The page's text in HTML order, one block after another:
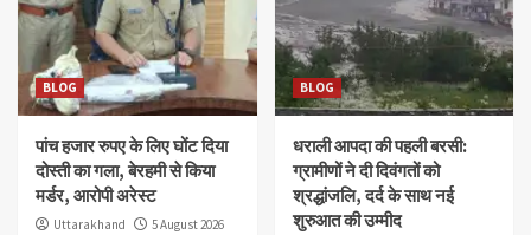
BLOG
पांच हजार रुपए के लिए घोंट दिया
दोस्ती का गला, बेरहमी से किया
मर्डर, आरोपी अरेस्ट
Uttarakhand
5 August 2026
BLOG
धराली आपदा की पहली बरसी:
ग्रामीणों ने दी दिवंगतों को
श्रद्धांजलि, दर्द के साथ नई
शुरुआत की उम्मीद